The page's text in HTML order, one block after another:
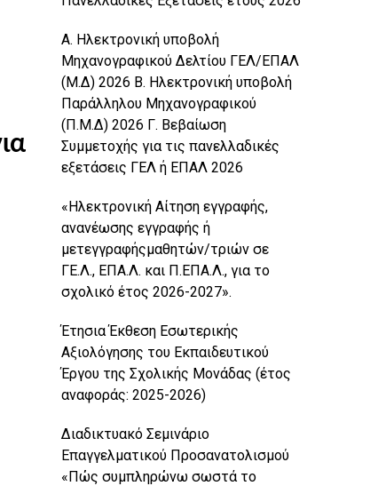
Α. Ηλεκτρονική υποβολή
Μηχανογραφικού Δελτίου ΓΕΛ/ΕΠΑΛ
(Μ.Δ) 2026 Β. Ηλεκτρονική υποβολή
Παράλληλου Μηχανογραφικού
(Π.Μ.Δ) 2026 Γ. Βεβαίωση
Συμμετοχής για τις πανελλαδικές
εξετάσεις ΓΕΛ ή ΕΠΑΛ 2026
«Ηλεκτρονική Αίτηση εγγραφής,
ανανέωσης εγγραφής ή
μετεγγραφήςμαθητών/τριών σε
ΓΕ.Λ., ΕΠΑ.Λ. και Π.ΕΠΑ.Λ., για το
σχολικό έτος 2026-2027».
Έτησια Έκθεση Εσωτερικής
Αξιολόγησης του Εκπαιδευτικού
Έργου της Σχολικής Μονάδας (έτος
αναφοράς: 2025-2026)
Διαδικτυακό Σεμινάριο
Επαγγελματικού Προσανατολισμού
«Πώς συμπληρώνω σωστά το